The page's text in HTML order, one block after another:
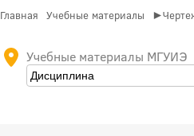
Главная Учебные материалы
Учебные материалы МГУИЭ